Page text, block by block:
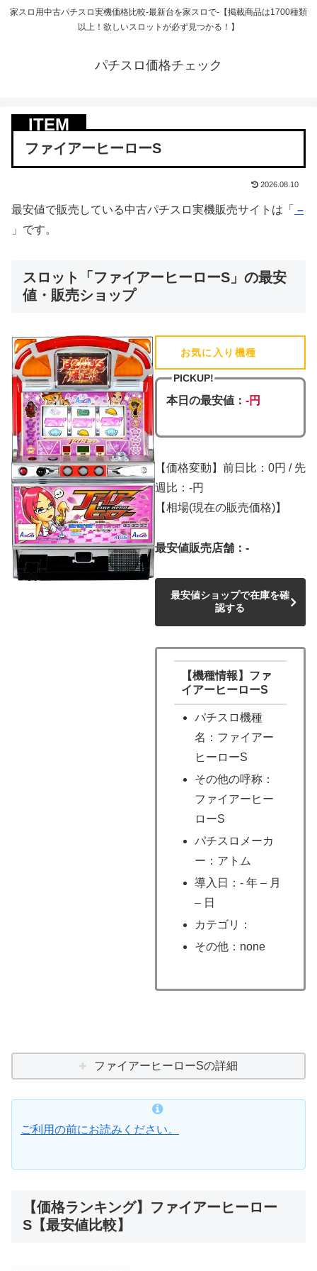
家スロ用中古パチスロ実機価格比較-最新台を家スロで-【掲載商品は1700種類
以上！欲しいスロットが必ず見つかる！】
パチスロ価格チェック
ファイアーヒーローS
2026.08.10
最安値で販売している中古パチスロ実機販売サイトは「 –
」です。
スロット「ファイアーヒーローS」の最安
値・販売ショップ
お気に入り機種
PICKUP!
本日の最安値： -円
【価格変動】前日比：0円 / 先
週比：-円
【相場(現在の販売価格)】
最安値販売店舗：-
最安値ショップで在庫を確
認する
【機種情報】ファ
イアーヒーローS
パチスロ機種
名：ファイアー
ヒーローS
その他の呼称：
ファイアーヒー
ローS
パチスロメーカ
ー：アトム
導入日：- 年 – 月
– 日
カテゴリ：
その他：none
ファイアーヒーローSの詳細
ご利用の前にお読みください。
【価格ランキング】ファイアーヒーロー
S【最安値比較】